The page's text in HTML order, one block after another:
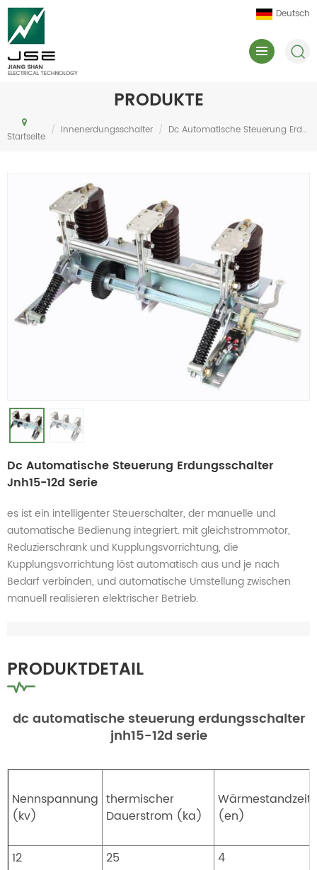
Deutsch
PRODUKTE
Startseite
/ Innenerdungsschalter / Dc Automatische Steuerung Erdungsschalter Jnh15-12d Serie
Dc Automatische Steuerung Erdungsschalter
Jnh15-12d Serie
es ist ein intelligenter Steuerschalter, der manuelle und
automatische Bedienung integriert. mit gleichstrommotor,
Reduzierschrank und Kupplungsvorrichtung, die
Kupplungsvorrichtung löst automatisch aus und je nach
Bedarf verbinden, und automatische Umstellung zwischen
manuell realisieren elektrischer Betrieb.
PRODUKTDETAIL
dc automatische steuerung erdungsschalter
jnh15-12d serie
Nennspannung
(kv)
thermischer
Dauerstrom (ka)
Wärmestandzeit
(en)
12 25
4